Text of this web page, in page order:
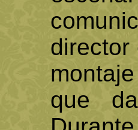
director
que